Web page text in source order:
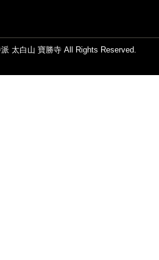
太白山 寶勝寺 All Rights Reserved.